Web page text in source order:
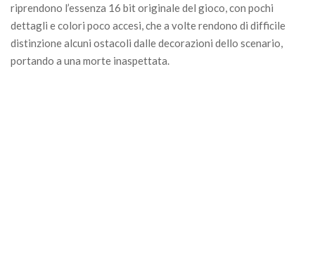
riprendono l’essenza 16 bit originale del gioco, con pochi
dettagli e colori poco accesi, che a volte rendono di difficile
distinzione alcuni ostacoli dalle decorazioni dello scenario,
portando a una morte inaspettata.